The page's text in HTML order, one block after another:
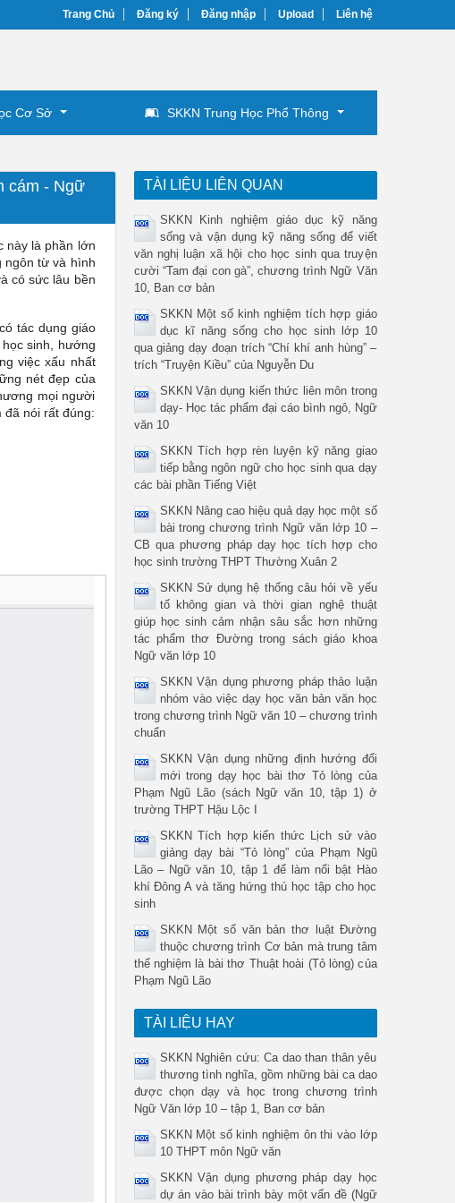
Trang Chủ Đăng ký Đăng nhập Upload Liên hệ
Cơ Sở SKKN Trung Học Phổ Thông
cám - Ngữ
này là phần lớn
ngôn từ và hình
có sức lâu bền
tác dụng giáo
sinh, hướng
việc xấu nhất
nét đẹp của
mọi người
nói rất đúng:
TÀI LIỆU LIÊN QUAN
SKKN Kinh nghiệm giáo dục kỹ năng
sống và vận dụng kỹ năng sống để viết
văn nghị luận xã hội cho học sinh qua truyện
cười “Tam đại con gà”, chương trình Ngữ Văn
10, Ban cơ bản
SKKN Một số kinh nghiệm tích hợp giáo
dục kĩ năng sống cho học sinh lớp 10
qua giảng dạy đoạn trích “Chí khí anh hùng” –
trích “Truyện Kiều” của Nguyễn Du
SKKN Vận dụng kiến thức liên môn trong
dạy- Học tác phẩm đại cáo bình ngô, Ngữ
văn 10
SKKN Tích hợp rèn luyện kỹ năng giao
tiếp bằng ngôn ngữ cho học sinh qua dạy
các bài phần Tiếng Việt
SKKN Nâng cao hiệu quả dạy học một số
bài trong chương trình Ngữ văn lớp 10 –
CB qua phương pháp dạy học tích hợp cho
học sinh trường THPT Thường Xuân 2
SKKN Sử dụng hệ thống câu hỏi về yếu
tố không gian và thời gian nghệ thuật
giúp học sinh cảm nhận sâu sắc hơn những
tác phẩm thơ Đường trong sách giáo khoa
Ngữ văn lớp 10
SKKN Vận dụng phương pháp thảo luận
nhóm vào việc dạy học văn bản văn học
trong chương trình Ngữ văn 10 – chương trình
chuẩn
SKKN Vận dụng những định hướng đổi
mới trong dạy học bài thơ Tỏ lòng của
Phạm Ngũ Lão (sách Ngữ văn 10, tập 1) ở
trường THPT Hậu Lộc I
SKKN Tích hợp kiến thức Lịch sử vào
giảng dạy bài “Tỏ lòng” của Phạm Ngũ
Lão – Ngữ văn 10, tập 1 để làm nổi bật Hào
khí Đông A và tăng hứng thú học tập cho học
sinh
SKKN Một số văn bản thơ luật Đường
thuộc chương trình Cơ bản mà trung tâm
thể nghiệm là bài thơ Thuật hoài (Tỏ lòng) của
Phạm Ngũ Lão
TÀI LIỆU HAY
SKKN Nghiên cứu: Ca dao than thân yêu
thương tình nghĩa, gồm những bài ca dao
được chọn dạy và học trong chương trình
Ngữ Văn lớp 10 – tập 1, Ban cơ bản
SKKN Một số kinh nghiệm ôn thi vào lớp
10 THPT môn Ngữ văn
SKKN Vận dụng phương pháp dạy học
dự án vào bài trình bày một vấn đề (Ngữ